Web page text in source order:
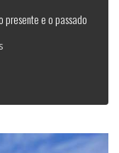
presente e o passado